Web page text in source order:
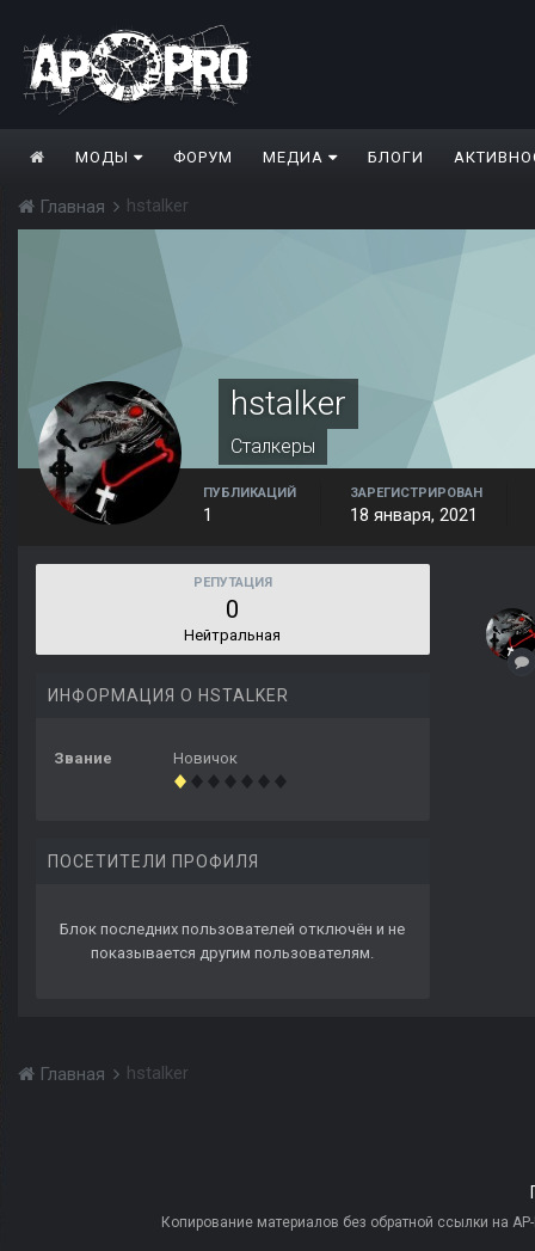
МОДЫ ФОРУМ МЕДИА БЛОГИ
Главная hstalker
hstalker
Сталкеры
ПУБЛИКАЦИЙ
1
ЗАРЕГИСТРИРОВАН
18 января, 2021
РЕПУТАЦИЯ
0
Нейтральная
ИНФОРМАЦИЯ О HSTALKER
Звание Новичок
ПОСЕТИТЕЛИ ПРОФИЛЯ
Блок последних пользователей отключён и не
показывается другим пользователям.
Главная hstalker
Копирование материалов без обратной ссылки на